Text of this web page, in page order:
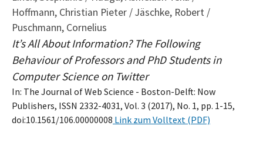
Hoffmann, Christian Pieter / Jäschke, Robert /
Puschmann, Cornelius
It’s All About Information? The Following
Behaviour of Professors and PhD Students in
Computer Science on Twitter
In: The Journal of Web Science - Boston-Delft: Now
Publishers, ISSN 2332-4031, Vol. 3 (2017), No. 1, pp. 1-15,
doi:10.1561/106.00000008 Link zum Volltext (PDF)